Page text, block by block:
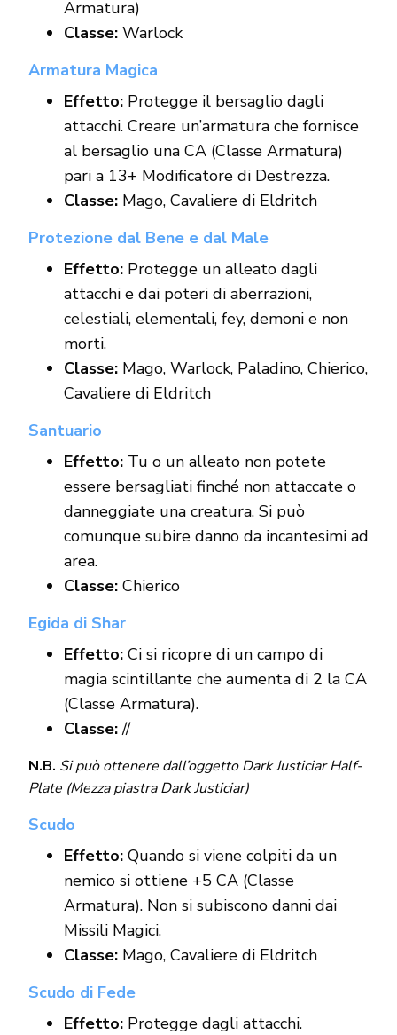
Armatura)
Classe:Warlock
Armatura Magica
Effetto:Protegge il bersaglio dagli
attacchi. Creare un’armatura che fornisce
al bersaglio una CA (Classe Armatura)
pari a 13+ Modificatore di Destrezza.
Classe:Mago, Cavaliere di Eldritch
Protezione dal Bene e dal Male
Effetto:Protegge un alleato dagli
attacchi e dai poteri di aberrazioni,
celestiali, elementali, fey, demoni e non
morti.
Classe:Mago, Warlock, Paladino, Chierico,
Cavaliere di Eldritch
Santuario
Effetto:Tu o un alleato non potete
essere bersagliati finché non attaccate o
danneggiate una creatura. Si può
comunque subire danno da incantesimi ad
area.
Classe:Chierico
Egida di Shar
Effetto:Ci si ricopre di un campo di
magia scintillante che aumenta di 2 la CA
(Classe Armatura).
Classe://
N.B. Si può ottenere dall’oggetto Dark Justiciar Half-
Plate (Mezza piastra Dark Justiciar)
Scudo
Effetto:Quando si viene colpiti da un
nemico si ottiene +5 CA (Classe
Armatura). Non si subiscono danni dai
Missili Magici.
Classe:Mago, Cavaliere di Eldritch
Scudo di Fede
Effetto:Protegge dagli attacchi.